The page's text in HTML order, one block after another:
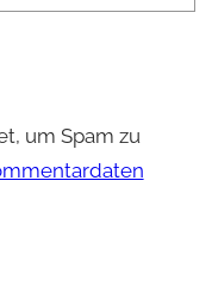
um Spam zu